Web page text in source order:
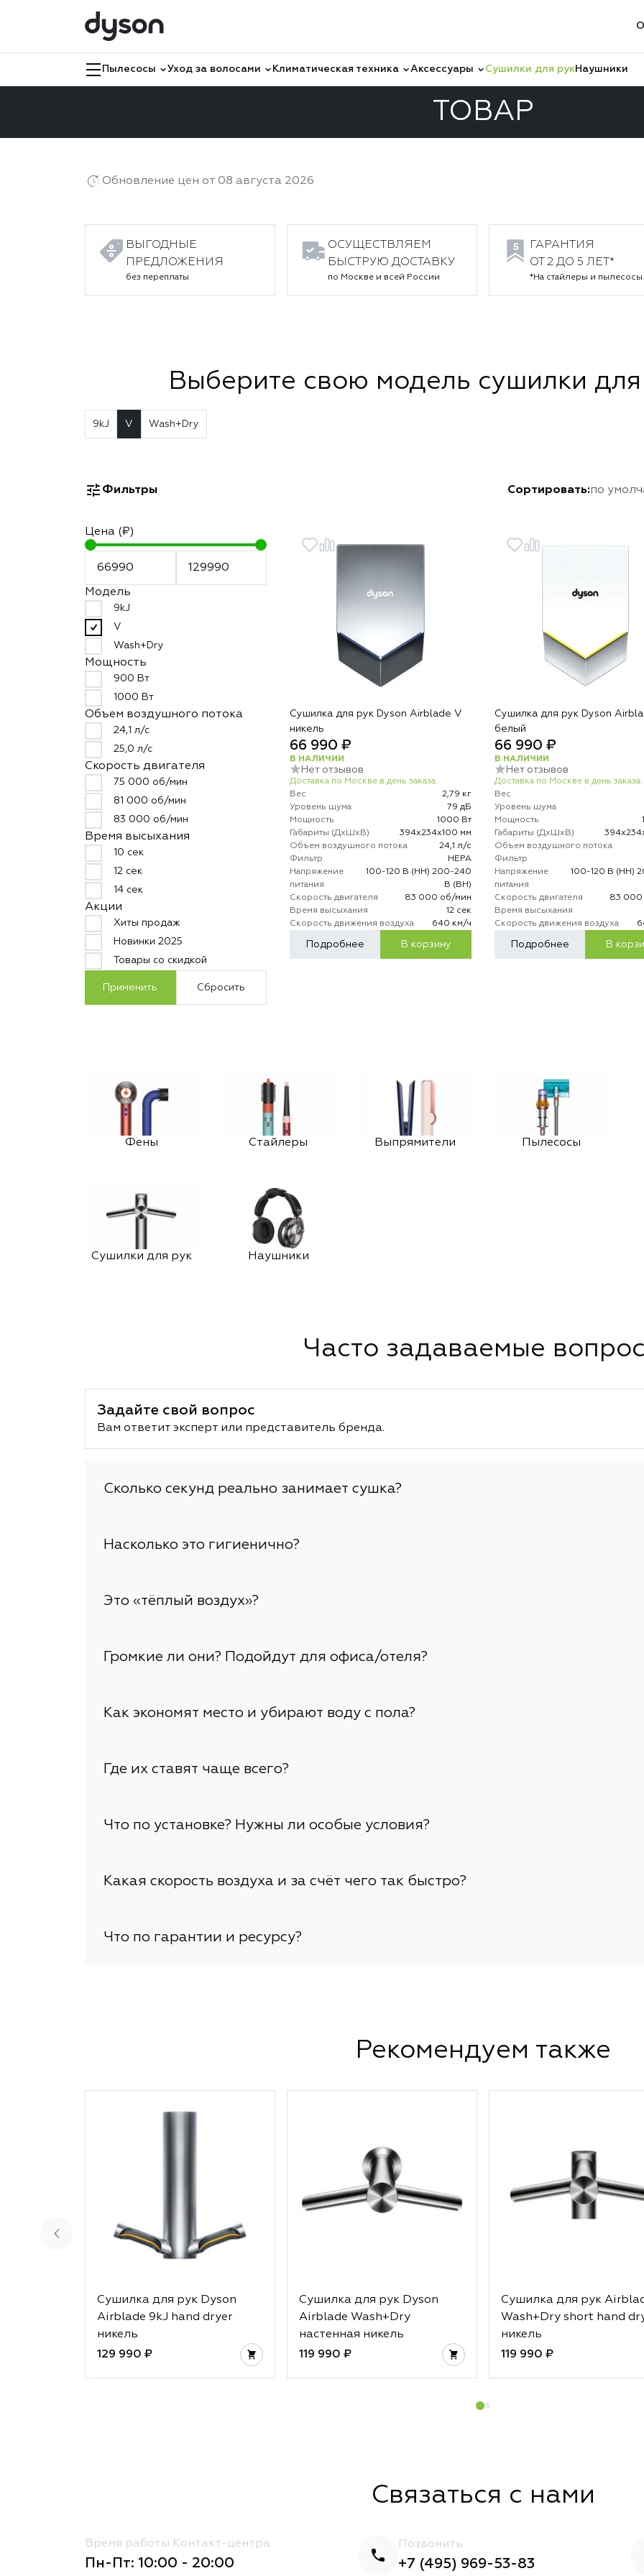
Пылесосы Уход за волосами Климатическая техника Аксессуары Сушилки для рукНаушники
ТОВАР
Обновление цен от 08 августа 2026
ВЫГОДНЫЕ
ПРЕДЛОЖЕНИЯ
без переплаты
ОСУЩЕСТВЛЯЕМ
БЫСТРУЮ ДОСТАВКУ
по Москве и всей России
ГАРАНТИЯ
ОТ 2 ДО 5 ЛЕТ*
*На стайлеры и пылесосы
Выберите свою модель сушилки
9kJ V Wash+Dry
Фильтры Сортировать:по
Цена (₽)
Модель
9kJ
V
Wash+Dry
Мощность
900 Вт
1000 Вт
Объем воздушного потока
24,1 л/с
25,0 л/с
Скорость двигателя
75 000 об/мин
81 000 об/мин
83 000 об/мин
Время высыхания
10 сек
12 сек
14 сек
Акции
Хиты продаж
Новинки 2025
Товары со скидкой
Применить Сбросить
Сушилка для рук Dyson Airblade V
никель
66 990 ₽
В НАЛИЧИИ
Нет отзывов
Доставка по Москве в день заказа.
Вес
2,79 кг
Уровень шума
79 дБ
Мощность
1000 Вт
Габариты (ДхШхВ)
394x234x100 мм
Объем воздушного потока
24,1 л/с
Фильтр
HEPA
Напряжение
питания
100-120 В (НН) 200-240
В (ВН)
Скорость двигателя
83 000 об/мин
Время высыхания
12 сек
Скорость движения воздуха
640 км/ч
Подробнее В корзину
Сушилка для рук Dyson
белый
66 990 ₽
В НАЛИЧИИ
Нет отзывов
Доставка по Москве в день заказа.
Вес
Уровень шума
Мощность
Габариты (ДхШхВ)
Объем воздушного потока
Фильтр
Напряжение
питания
100-120 В (НН)
Скорость двигателя
83 000
Время высыхания
Скорость движения воздуха
Подробнее В
Фены Стайлеры Выпрямители Пылесосы
Сушилки для рук Наушники
Часто задаваемые
Задайте свой вопрос
Вам ответит эксперт или представитель бренда.
Сколько секунд реально занимает сушка?
Насколько это гигиенично?
Это «тёплый воздух»?
Громкие ли они? Подойдут для офиса/отеля?
Как экономят место и убирают воду с пола?
Где их ставят чаще всего?
Что по установке? Нужны ли особые условия?
Какая скорость воздуха и за счёт чего так быстро?
Что по гарантии и ресурсу?
Рекомендуем также
Сушилка для рук Dyson
Airblade 9kJ hand dryer
никель
129 990 ₽
Сушилка для рук Dyson
Airblade Wash+Dry
настенная никель
119 990 ₽
Сушилка для рук
Wash+Dry short hand
никель
119 990 ₽
Связаться с нами
Время работы Контакт-центра
Пн-Пт: 10:00 - 20:00
Позвонить
+7 (495) 969-53-83